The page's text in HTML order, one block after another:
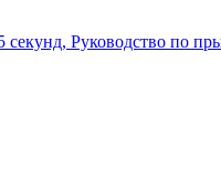
секунд, Руководство по